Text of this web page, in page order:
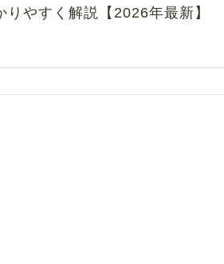
やすく解説【2026年最新】